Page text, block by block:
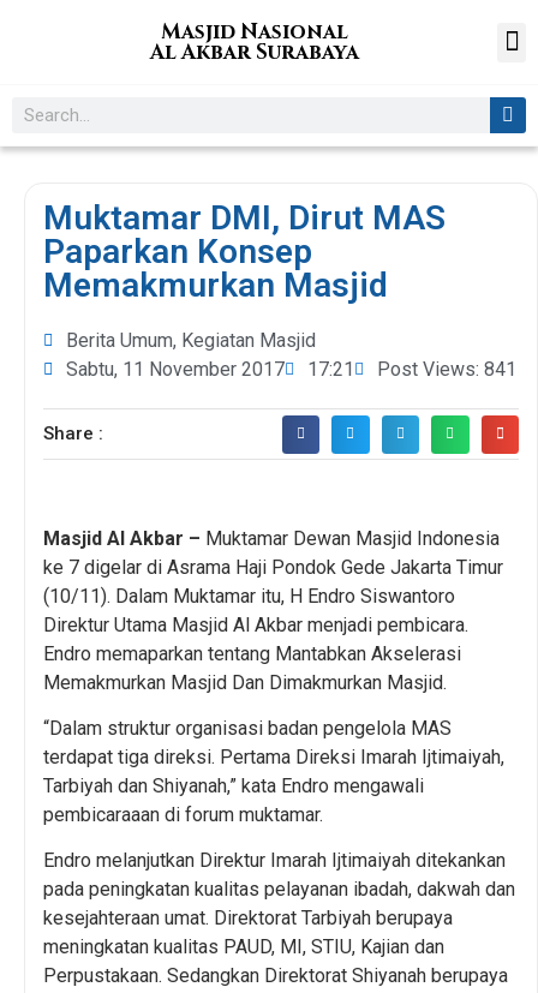
Masjid Nasional
Al Akbar Surabaya
Muktamar DMI, Dirut MAS
Paparkan Konsep
Memakmurkan Masjid
Berita Umum, Kegiatan Masjid
Sabtu, 11 November 2017
17:21 Post Views: 841
Share :
Masjid Al Akbar – Muktamar Dewan Masjid Indonesia
ke 7 digelar di Asrama Haji Pondok Gede Jakarta Timur
(10/11). Dalam Muktamar itu, H Endro Siswantoro
Direktur Utama Masjid Al Akbar menjadi pembicara.
Endro memaparkan tentang Mantabkan Akselerasi
Memakmurkan Masjid Dan Dimakmurkan Masjid.
“Dalam struktur organisasi badan pengelola MAS
terdapat tiga direksi. Pertama Direksi Imarah Ijtimaiyah,
Tarbiyah dan Shiyanah,” kata Endro mengawali
pembicaraaan di forum muktamar.
Endro melanjutkan Direktur Imarah Ijtimaiyah ditekankan
pada peningkatan kualitas pelayanan ibadah, dakwah dan
kesejahteraan umat. Direktorat Tarbiyah berupaya
meningkatan kualitas PAUD, MI, STIU, Kajian dan
Perpustakaan. Sedangkan Direktorat Shiyanah berupaya